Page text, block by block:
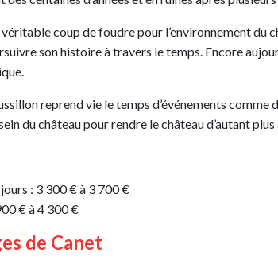
coup de foudre pour l’environnement du
son histoire à travers le temps. Encore
reprend vie le temps d’événements
du château pour rendre le château d’autant
: 3 300 € à 3 700 €
€ à 4 300 €
de Canet